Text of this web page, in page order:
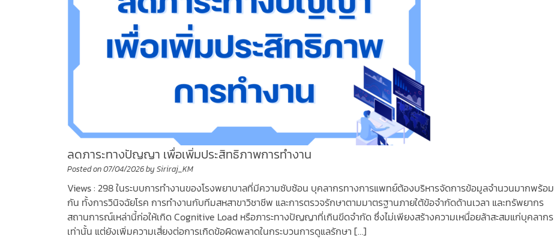
ลดภาระทางปัญญา เพื่อเพิ่มประสิทธิภาพการทำงาน
Posted on07/04/2026bySiriraj_KM
Views : 298 ในระบบการทำงานของโรงพยาบาลที่มีความซับซ้อน บุคลากรทางการแพทย์ต้องบริหารจัดการข้อมูลจำนวนมากพร้อม
กัน ทั้งการวินิจฉัยโรค การทำงานกับทีมสหสาขาวิชาชีพ และการตรวจรักษาตามมาตรฐานภายใต้ข้อจำกัดด้านเวลา และทรัพยากร
สถานการณ์เหล่านี้ก่อให้เกิด Cognitive Load หรือภาระทางปัญญาที่เกินขีดจำกัด ซึ่งไม่เพียงสร้างความเหนื่อยล้าสะสมแก่บุคลากร
เท่านั้น แต่ยังเพิ่มความเสี่ยงต่อการเกิดข้อผิดพลาดในกระบวนการดูแลรักษา […]